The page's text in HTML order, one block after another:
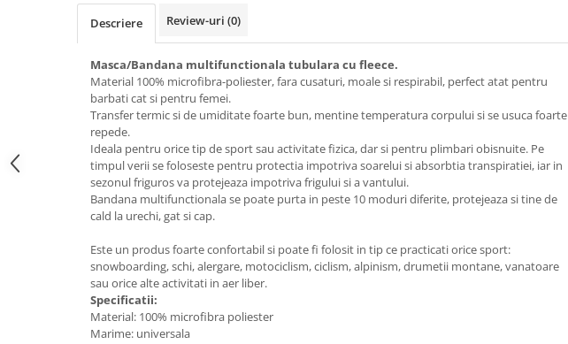
Descriere Review-uri (0)
Masca/Bandana multifunctionala tubulara cu fleece.
Material 100% microfibra-poliester, fara cusaturi, moale si respirabil, perfect atat pentru
barbati cat si pentru femei.
Transfer termic si de umiditate foarte bun, mentine temperatura corpului si se usuca foarte
repede.
Ideala pentru orice tip de sport sau activitate fizica, dar si pentru plimbari obisnuite. Pe
timpul verii se foloseste pentru protectia impotriva soarelui si absorbtia transpiratiei, iar in
sezonul friguros va protejeaza impotriva frigului si a vantului.
Bandana multifunctionala se poate purta in peste 10 moduri diferite, protejeaza si tine de
cald la urechi, gat si cap.
Este un produs foarte confortabil si poate fi folosit in tip ce practicati orice sport:
snowboarding, schi, alergare, motociclism, ciclism, alpinism, drumetii montane, vanatoare
sau orice alte activitati in aer liber.
Specificatii:
Material: 100% microfibra poliester
Marime: universala